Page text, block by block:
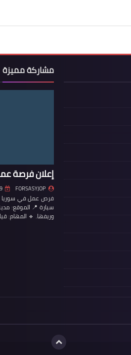
مشاركة مميزة
إعلان فرصة
FORSASYJOP
19
فرص عمل في سوريا
سيارة 📍 الموقع:
وريفها. 🔹 المهام: